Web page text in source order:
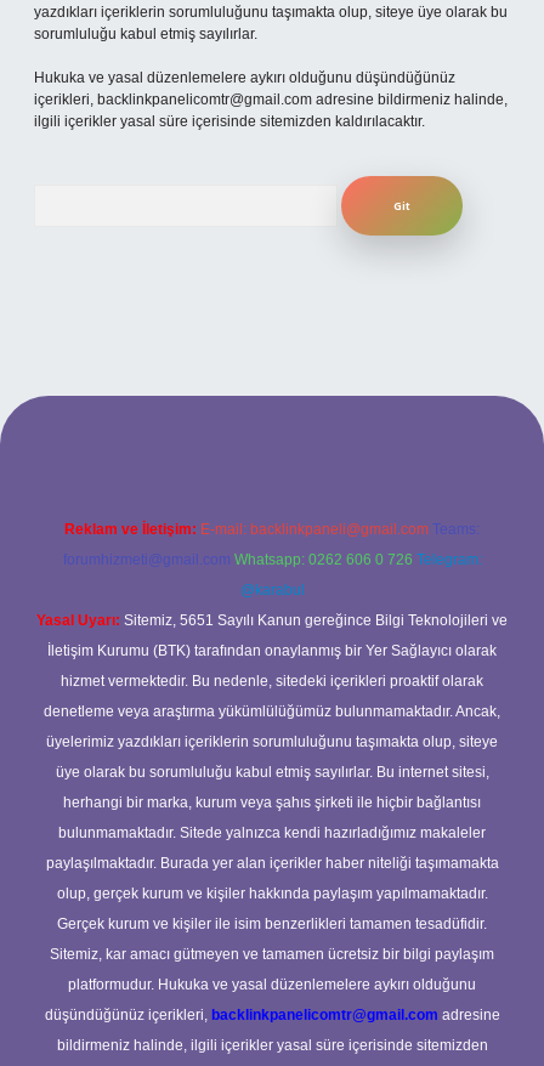
yazdıkları içeriklerin sorumluluğunu taşımakta olup, siteye üye olarak bu
sorumluluğu kabul etmiş sayılırlar.
Hukuka ve yasal düzenlemelere aykırı olduğunu düşündüğünüz
içerikleri, backlinkpanelicomtr@gmail.com adresine bildirmeniz halinde,
ilgili içerikler yasal süre içerisinde sitemizden kaldırılacaktır.
Reklam ve İletişim: E-mail: backlinkpaneli@gmail.com Teams:
forumhizmeti@gmail.com Whatsapp: 0262 606 0 726 Telegram:
@karabul
Yasal Uyarı: Sitemiz, 5651 Sayılı Kanun gereğince Bilgi Teknolojileri ve
İletişim Kurumu (BTK) tarafından onaylanmış bir Yer Sağlayıcı olarak
hizmet vermektedir. Bu nedenle, sitedeki içerikleri proaktif olarak
denetleme veya araştırma yükümlülüğümüz bulunmamaktadır. Ancak,
üyelerimiz yazdıkları içeriklerin sorumluluğunu taşımakta olup, siteye
üye olarak bu sorumluluğu kabul etmiş sayılırlar. Bu internet sitesi,
herhangi bir marka, kurum veya şahıs şirketi ile hiçbir bağlantısı
bulunmamaktadır. Sitede yalnızca kendi hazırladığımız makaleler
paylaşılmaktadır. Burada yer alan içerikler haber niteliği taşımamakta
olup, gerçek kurum ve kişiler hakkında paylaşım yapılmamaktadır.
Gerçek kurum ve kişiler ile isim benzerlikleri tamamen tesadüfidir.
Sitemiz, kar amacı gütmeyen ve tamamen ücretsiz bir bilgi paylaşım
platformudur. Hukuka ve yasal düzenlemelere aykırı olduğunu
düşündüğünüz içerikleri, backlinkpanelicomtr@gmail.com adresine
bildirmeniz halinde, ilgili içerikler yasal süre içerisinde sitemizden